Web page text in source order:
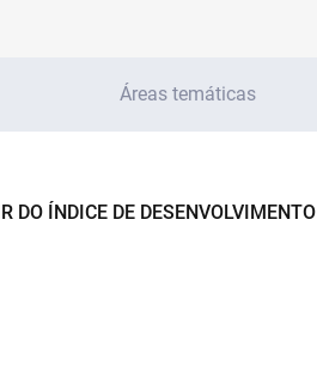
Áreas temáticas
DO ÍNDICE DE DESENVOLVIMENTO